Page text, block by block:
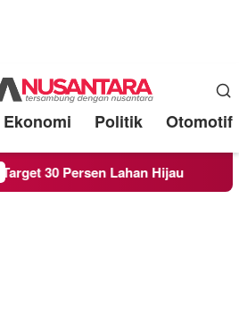
Ekonomi Politik Otomotif
Lahan Hijau Beredar